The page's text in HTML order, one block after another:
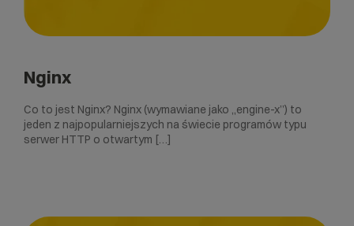
Nginx
Co to jest Nginx? Nginx (wymawiane jako „engine-x”) to
jeden z najpopularniejszych na świecie programów typu
serwer HTTP o otwartym […]